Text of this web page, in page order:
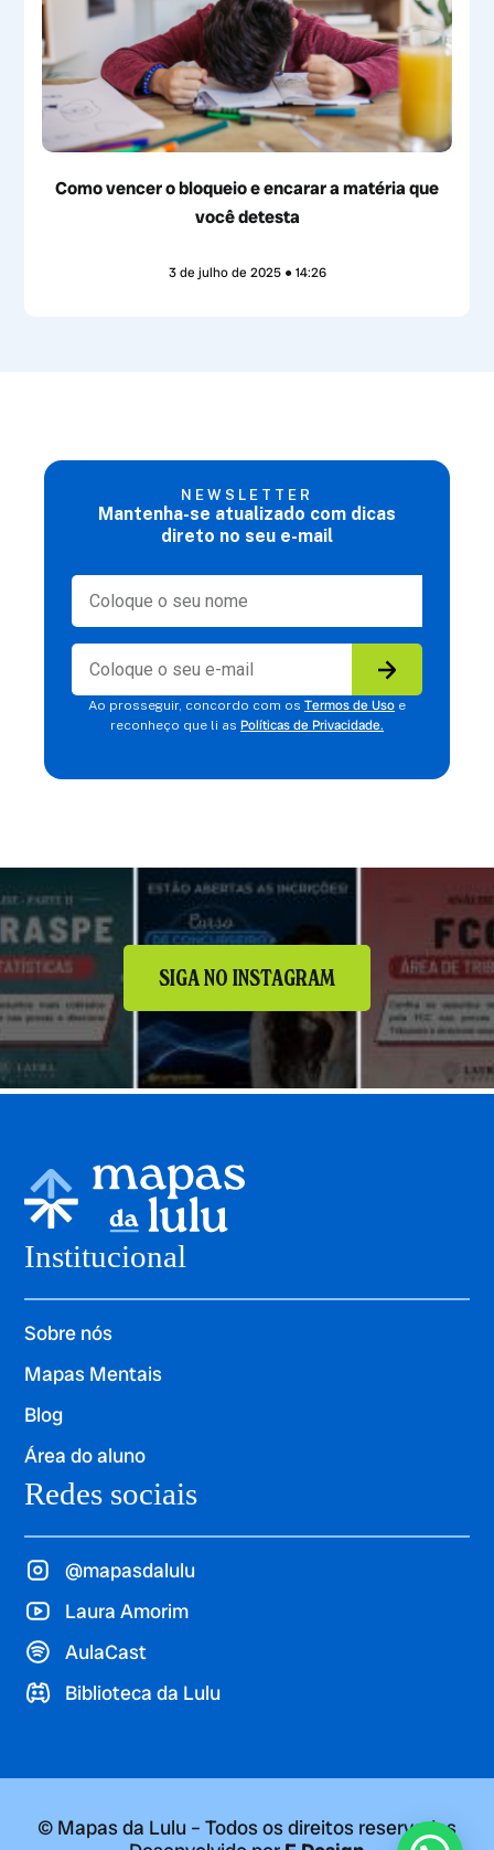
Como vencer o bloqueio e encarar a matéria que
você detesta
3 de julho de 2025 14:26
NEWSLETTER
Mantenha-se atualizado com dicas
direto no seu e-mail
Ao prosseguir, concordo com os Termos de Uso e
reconheço que li as Políticas de Privacidade.
SIGA NO INSTAGRAM
Institucional
Sobre nós
Mapas Mentais
Blog
Área do aluno
Redes sociais
@mapasdalulu
Laura Amorim
AulaCast
Biblioteca da Lulu
© Mapas da Lulu – Todos os direitos reservados